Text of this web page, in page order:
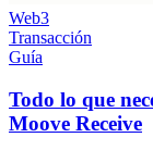
Web3
Transacción
Guía
Todo lo que
Moove Receive